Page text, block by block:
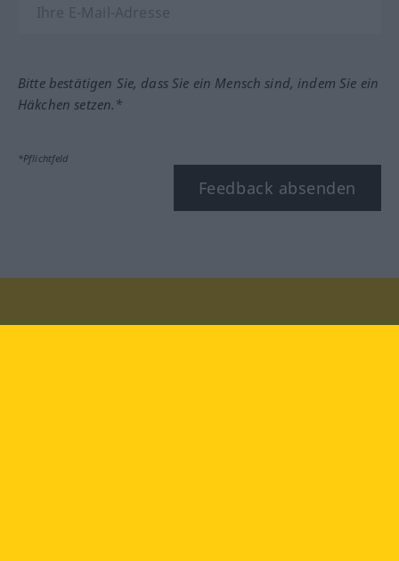
Bitte bestätigen Sie, dass Sie ein Mensch sind, indem Sie ein
Häkchen setzen.*
*Pflichtfeld
Feedback absenden
Besuchen Sie uns auf: